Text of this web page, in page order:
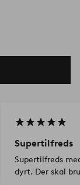
Supertilfreds
Supertilfreds
dyrt. Der skal